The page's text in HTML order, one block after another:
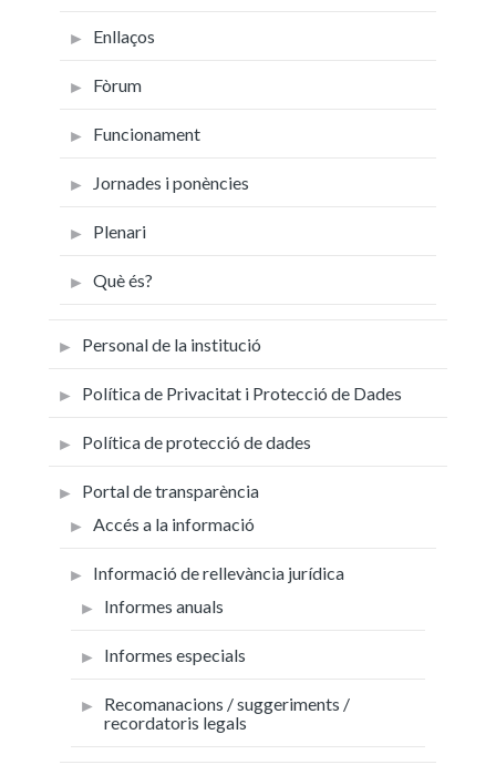
Enllaços
Fòrum
Funcionament
Jornades i ponències
Plenari
Què és?
Personal de la institució
Política de Privacitat i Protecció de Dades
Política de protecció de dades
Portal de transparència
Accés a la informació
Informació de rellevància jurídica
Informes anuals
Informes especials
Recomanacions / suggeriments /
recordatoris legals